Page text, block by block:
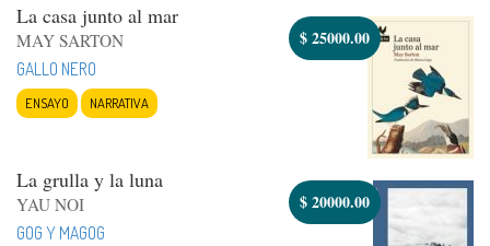
La casa junto al mar
MAY SARTON
GALLO NERO
ENSAYO NARRATIVA
$25000.00
La grulla y la luna
YAU NOI
GOG Y MAGOG
$20000.00